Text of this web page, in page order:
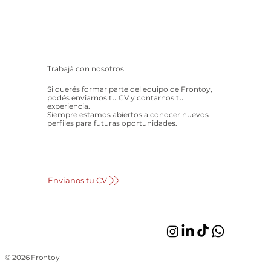
© 2026 Frontoy
Trabajá con nosotros
Si querés formar parte del equipo de Frontoy,
podés enviarnos tu CV y contarnos tu
experiencia.
Siempre estamos abiertos a conocer nuevos
perfiles para futuras oportunidades.
Envianos tu CV